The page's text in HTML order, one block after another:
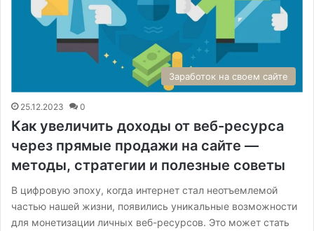
Заработок на своем сайте
25.12.2023 0
Как увеличить доходы от веб-ресурса
через прямые продажи на сайте —
методы, стратегии и полезные советы
В цифровую эпоху, когда интернет стал неотъемлемой
частью нашей жизни, появились уникальные возможности
для монетизации личных веб-ресурсов. Это может стать